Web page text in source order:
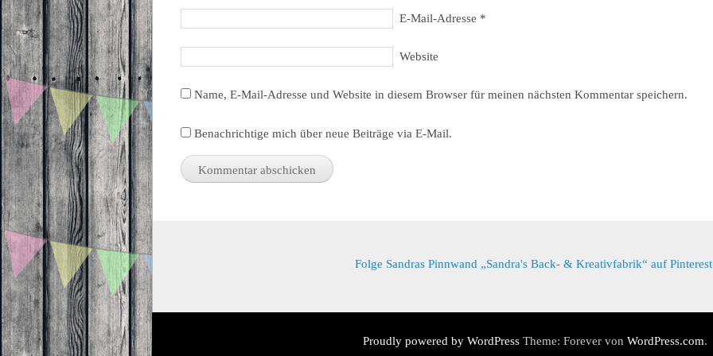
E-Mail-Adresse *
Website
Name, E-Mail-Adresse und Website in diesem Browser für meinen nächsten Kommentar speichern.
Benachrichtige mich über neue Beiträge via E-Mail.
Folge Sandras Pinnwand „Sandra's Back- & Kreativfabrik“ auf
Proudly powered by WordPressTheme: Forever von WordPress.com.